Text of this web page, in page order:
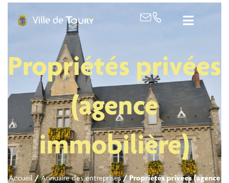
Propriétés privées
(agence
immobilière)
Accueil/Annuaire des entreprises/Propriétés privées (agence